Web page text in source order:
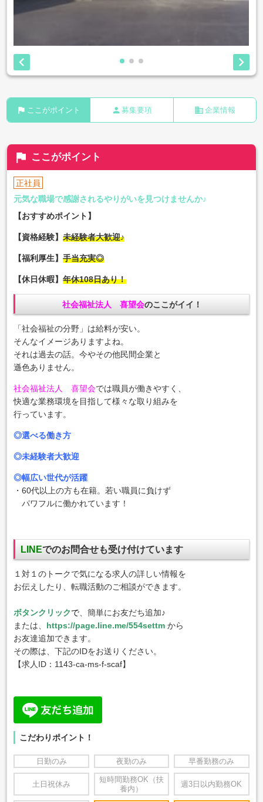
 
flag ここがポイント person 募集要項 business 企業情報
flag ここがポイント
正社員
元気な職場で感謝されるやりがいを見つけませんか♪
【おすすめポイント】
【資格経験】未経験者大歓迎♪
【福利厚生】手当充実◎
【休日休暇】年休108日あり！
社会福祉法人 喜望会のここがイイ！
「社会福祉の分野」は給料が安い。
そんなイメージありますよね。
それは過去の話。今やその他民間企業と
遜色ありません。
社会福祉法人 喜望会では職員が働きやすく、
快適な業務環境を目指して様々な取り組みを
行っています。
◎選べる働き方
◎未経験者大歓迎
◎幅広い世代が活躍
・60代以上の方も在籍。若い職員に負けず
パワフルに働かれています！
LINEでのお問合せも受け付けています
１対１のトークで気になる求人の詳しい情報を
お伝えしたり、転職活動のご相談ができます。
ボタンクリックで 、簡単にお友だち追加♪
または、 https://page.line.me/554settm から
お友達追加できます。
その際は、下記のIDをお送りください。
【求人ID：1143-ca-ms-f-scaf】
こだわりポイント！
日勤のみ 夜勤のみ 早番勤務のみ
土日祝休み
短時間勤務OK（扶
養内）
週3日以内勤務OK